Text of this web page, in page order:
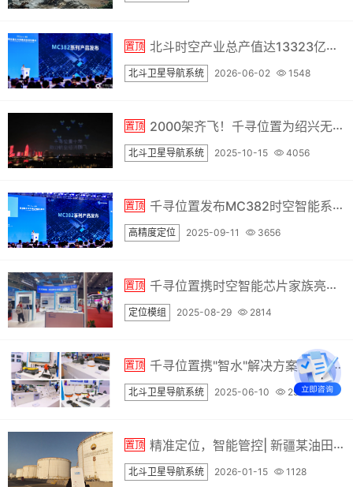
置顶 北斗时空产业总产值达13323亿元，千寻位置月调用次数突破1.2万亿次
北斗卫星导航系统 2026-06-02 1548
置顶 2000架齐飞！千寻位置为绍兴无人机表演保驾护航
北斗卫星导航系统 2025-10-15 4056
置顶 千寻位置发布MC382时空智能系列模组，以自研芯片为底座，突破行业瓶颈
高精度定位 2025-09-11 3656
置顶 千寻位置携时空智能芯片家族亮相 IOTE 2025
定位模组 2025-08-29 2814
置顶 千寻位置携"智水"解决方案亮相2025中国水博会
北斗卫星导航系统 2025-06-10 2997
置顶 精准定位，智能管控| 新疆某油田筑牢安全防线的秘诀
北斗卫星导航系统 2026-01-15 1128